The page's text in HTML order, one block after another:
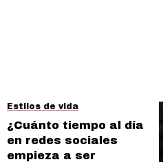
Estilos de vida
¿Cuánto tiempo al día
en redes sociales
empieza a ser